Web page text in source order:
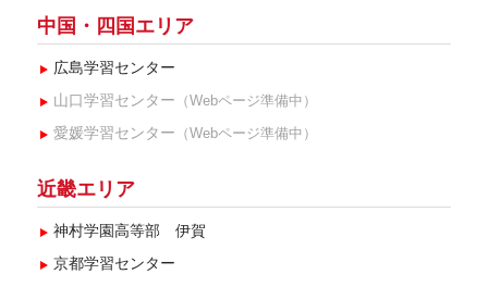
中国・四国エリア
広島学習センター
山口学習センター （Webページ準備中）
愛媛学習センター （Webページ準備中）
近畿エリア
神村学園高等部 伊賀
京都学習センター